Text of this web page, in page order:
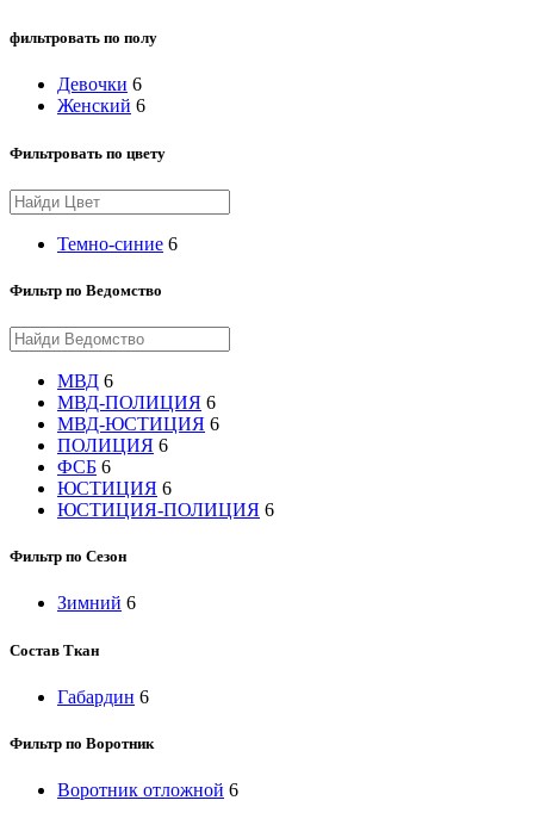
фильтровать по полу
Девочки 6
Женский 6
Фильтровать по цвету
Темно-синие 6
Фильтр по Ведомство
МВД 6
МВД-ПОЛИЦИЯ 6
МВД-ЮСТИЦИЯ 6
ПОЛИЦИЯ 6
ФСБ 6
ЮСТИЦИЯ 6
ЮСТИЦИЯ-ПОЛИЦИЯ 6
Фильтр по Сезон
Зимний 6
Состав Ткан
Габардин 6
Фильтр по Воротник
Воротник отложной 6